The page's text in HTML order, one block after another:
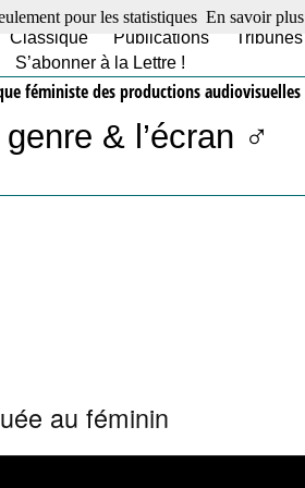
Classique Publications Tribunes
S’abonner à la Lettre !
féministe des productions audiovisuelles
& l’écran ♂
au féminin
pour les statistiques En savoir plus